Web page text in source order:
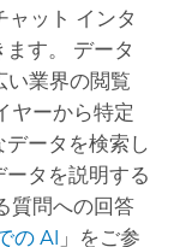
ャット インタ
す。 データ
い業界の閲覧
ヤーから特定
ータを検索し
タを説明する
質問への回答
の AI 」をご参